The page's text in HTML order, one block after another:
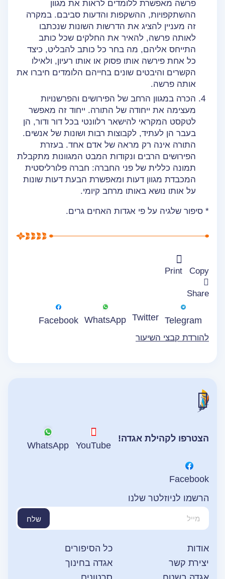
פרשה מאפשרת ללומדים לראות את מגוון
ההשתקפויות, ההשקפות והדעות סביבם. במקרה
זה מעניין להציג את הדרשות השונות שנכתבו
לאותה פרשה, להאיר את החלקים שכל כותב
התייחס אליהם, מה בחר כל כותב להבליט, כיצד
כל אחת פירשה אותו פסוק או אותו רעיון, ולאילו
הקשרים והיבטים שונים בחייהם הלומדים חיברו את
אותה פרשה.
הכרה במגוון הרחב של הפירושים והפרשנויות
מעצימה את ייחודה של התורה. ייחוד זה מאפשר
לטקסט המקראי להישאר רלוונטי בכל דור ודור, הן
בעבר הן לעתיד, לקבוצות רבות ושונות של אנשים.
התורה אינה רק מראה של אדם אחד. בעזרת
הפירושים הרבים ונקודות המבט המגוונות מתקבלת
תמונה כללית של פני החברה: חברה פלורליסטית
המכבדת מגוון דעות ומאפשרת הבעת דעות שונות
על אותו נושא באותו מרחב קיומי.
* סיפור שלגיה על פי אגדות האחים גרים.
Copy
Print
Share
Telegram
Twitter
WhatsApp
Facebook
להורדת קבצי השיעור
הצטרפו לקהילת אגדה!
YouTube
WhatsApp
Facebook
הרשמו לניוזלטר שלנו
שלח
אודות
כל הסיפורים
יצירת קשר
אגדה בחינוך